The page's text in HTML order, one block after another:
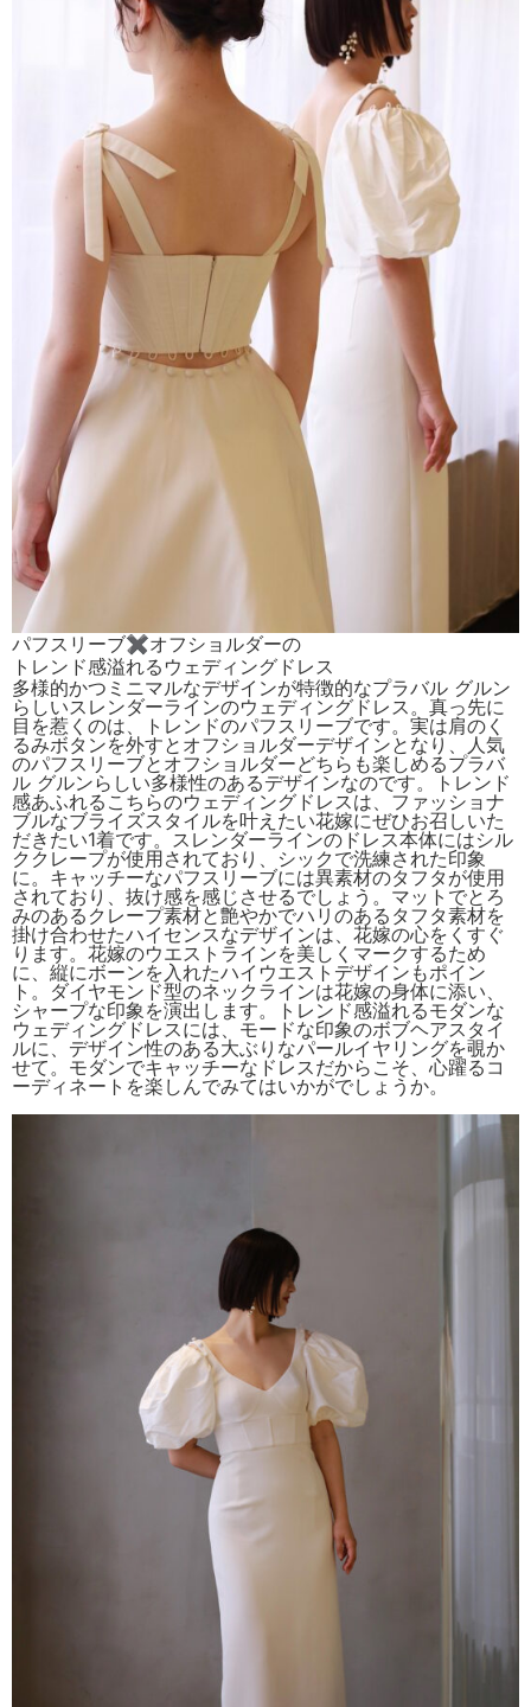
パフスリーブ✖オフショルダーの
トレンド感溢れるウェディングドレス
多様的かつミニマルなデザインが特徴的なプラバル グルン
らしいスレンダーラインのウェディングドレス。真っ先に
目を惹くのは、トレンドのパフスリーブです。実は肩のく
るみボタンを外すとオフショルダーデザインとなり、人気
のパフスリーブとオフショルダーどちらも楽しめるプラバ
ル グルンらしい多様性のあるデザインなのです。トレンド
感あふれるこちらのウェディングドレスは、ファッショナ
ブルなブライズスタイルを叶えたい花嫁にぜひお召しいた
だきたい1着です。スレンダーラインのドレス本体にはシル
ククレープが使用されており、シックで洗練された印象
に。キャッチーなパフスリーブには異素材のタフタが使用
されており、抜け感を感じさせるでしょう。マットでとろ
みのあるクレープ素材と艶やかでハリのあるタフタ素材を
掛け合わせたハイセンスなデザインは、花嫁の心をくすぐ
ります。花嫁のウエストラインを美しくマークするため
に、縦にボーンを入れたハイウエストデザインもポイン
ト。ダイヤモンド型のネックラインは花嫁の身体に添い、
シャープな印象を演出します。トレンド感溢れるモダンな
ウェディングドレスには、モードな印象のボブヘアスタイ
ルに、デザイン性のある大ぶりなパールイヤリングを覗か
せて。モダンでキャッチーなドレスだからこそ、心躍るコ
ーディネートを楽しんでみてはいかがでしょうか。